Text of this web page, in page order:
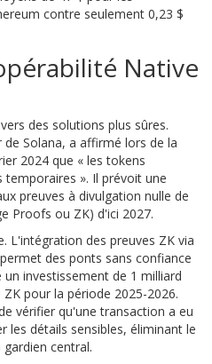
contre seulement 0,23 $
Native
des solutions plus sûres.
Solana, a affirmé lors de la
2024 que « les tokens
». Il prévoit une
preuves à divulgation nulle de
Proofs ou ZK) d'ici 2027.
L'intégration des preuves ZK via
des ponts sans confiance
investissement de 1 milliard
pour la période 2025-2026.
vérifier qu'une transaction a eu
les détails sensibles, éliminant le
central.